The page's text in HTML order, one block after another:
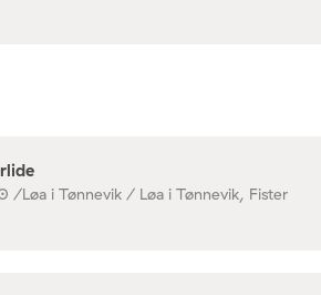
/Løa i Tønnevik / Løa i Tønnevik, Fister